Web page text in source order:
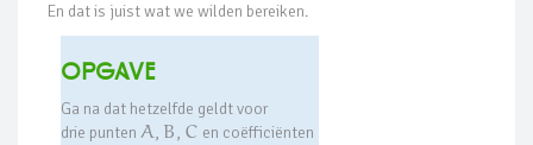
En dat is juist wat we wilden bereiken.
Opgave
Ga na dat hetzelfde geldt voor
drie punten A, B, C en coëfficiënten